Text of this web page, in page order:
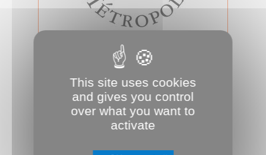
Conseil d'Amiens Métropole du 7
Mardi 7 avril 2026, 17h00, salle des
assemblées, se tiendra le prochain
conseil d’Amiens Métropole. A suivr...
Conseil métropolitain
This site uses cookies
and gives you control
over what you want to
activate